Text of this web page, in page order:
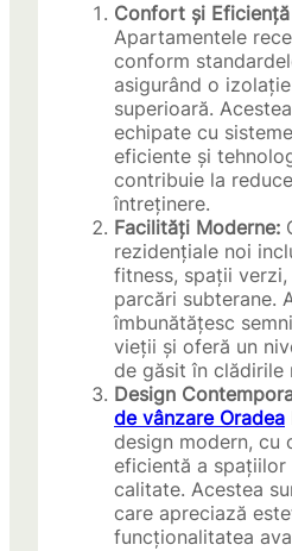
Confort și
Apartamentele
conform
asigurând o
superioară.
echipate cu
eficiente și
contribuie la
întreținere.
Facilități Moderne:
rezidențiale noi
fitness, spații
parcări subterane.
îmbunătățesc
vieții și oferă un
de găsit în clădirile
Design
de vânzare Oradea
design modern, cu
eficientă a spațiilor
calitate. Acestea
care apreciază
funcționalitatea